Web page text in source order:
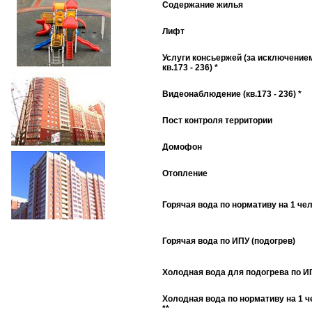
Содержание жилья
Лифт
Услуги консьержей (за
кв.173 - 236) *
Видеонаблюдение (кв.173 - 236) *
Пост контроля территории
Домофон
Отопление
Горячая вода по нормативу на 1
Горячая вода по ИПУ (подогрев)
Холодная вода для подогрева по
Холодная вода по нормативу на 1
**